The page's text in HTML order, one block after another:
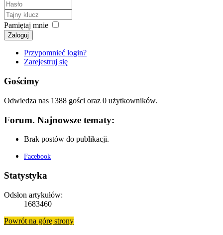
Pamiętaj mnie
Zaloguj
Przypomnieć login?
Zarejestruj się
Gościmy
Odwiedza nas 1388 gości oraz 0 użytkowników.
Forum. Najnowsze tematy:
Brak postów do publikacji.
Facebook
Statystyka
Odsłon artykułów:
1683460
Powrót na górę strony